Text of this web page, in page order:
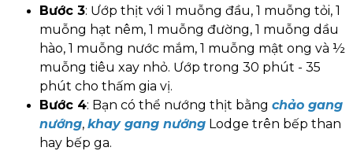
Bước 3: Ướp thịt với 1 muỗng đầu, 1 muỗng tỏi, 1
muỗng hạt nêm, 1 muỗng đường, 1 muỗng dầu
hào, 1 muỗng nước mắm, 1 muỗng mật ong và ½
muỗng tiêu xay nhỏ. Ướp trong 30 phút - 35
phút cho thấm gia vị.
Bước 4: Bạn có thể nướng thịt bằng chảo gang
nướng, khay gang nướng Lodge trên bếp than
hay bếp ga.